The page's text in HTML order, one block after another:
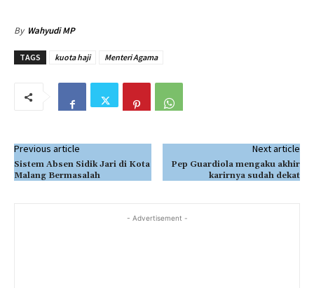
By Wahyudi MP
TAGS kuota haji Menteri Agama
Previous article
Sistem Absen Sidik Jari di Kota
Malang Bermasalah
Next article
Pep Guardiola mengaku akhir
karirnya sudah dekat
- Advertisement -